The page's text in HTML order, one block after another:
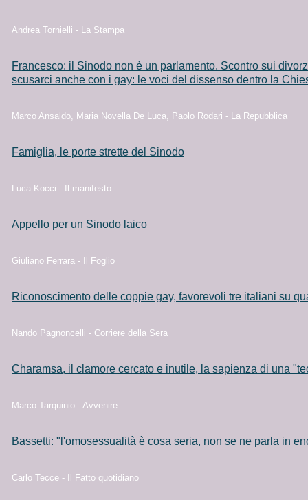
Andrea Tornielli - La Stampa
Francesco: il Sinodo non è un parlamento. Scontro sui
scusarci anche con i gay: le voci del dissenso dentro la
Marco Ansaldo, Maria Novella De Luca, Paolo Rodari - La Repubblica
Famiglia, le porte strette del Sinodo
Luca Kocci - Il manifesto
Appello per un Sinodo laico
Giuliano Ferrara - Il Foglio
Riconoscimento delle coppie gay, favorevoli tre italiani su
Nando Pagnoncelli - Corriere della Sera
Charamsa, il clamore cercato e inutile, la sapienza di una
Marco Tarquinio - Avvenire
Bassetti: "l'omosessualità è cosa seria, non se ne parla in
Carlo Tecce - Il Fatto quotidiano